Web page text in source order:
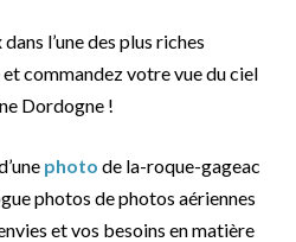
l’une des plus riches
commandez votre vue du ciel
Dordogne !
photo de la-roque-gageac
photos de photos aériennes
et vos besoins en matière